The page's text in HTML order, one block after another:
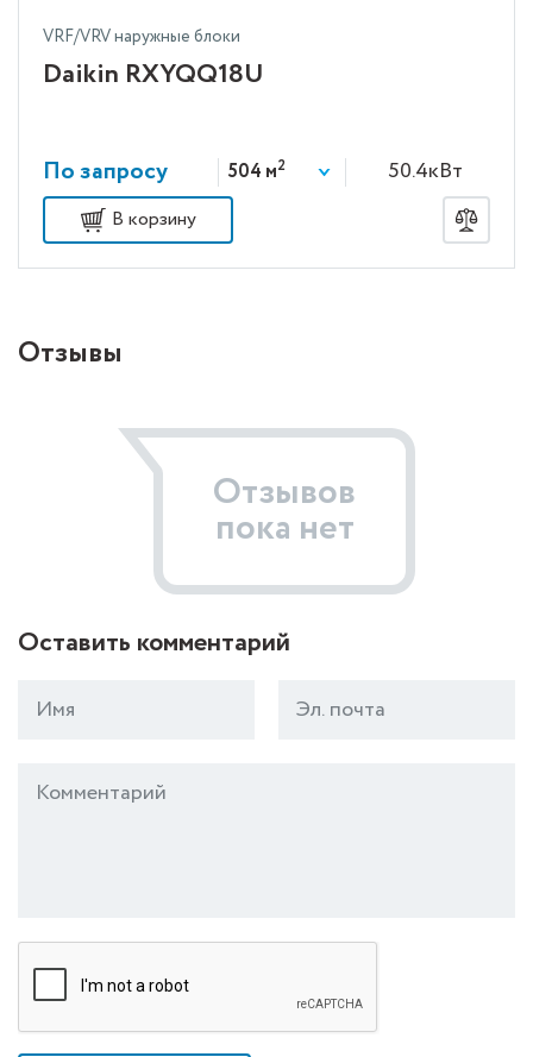
VRF/VRV наружные блоки
Daikin RXYQQ18U
По запросу 504 м2 50.4кВт
В корзину
Отзывы
Отзывов
пока нет
Оставить комментарий